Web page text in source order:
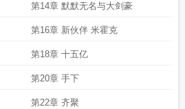
第14章 默默无名与大剑豪
第16章 新伙伴 米霍克
第18章 十五亿
第20章 手下
第22章 齐聚